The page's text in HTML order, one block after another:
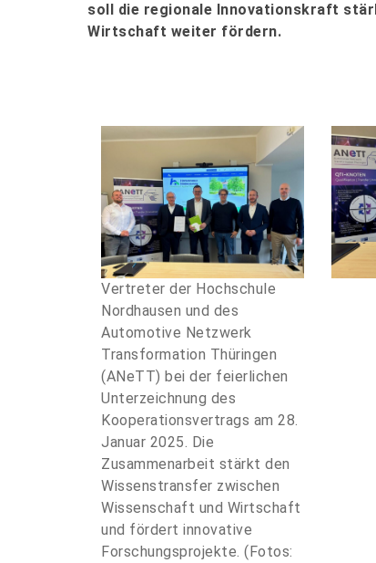
soll die regionale Innovationskraft
Wirtschaft weiter fördern.
Vertreter der Hochschule
Nordhausen und des
Automotive Netzwerk
Transformation Thüringen
(ANeTT) bei der feierlichen
Unterzeichnung des
Kooperationsvertrags am 28.
Januar 2025. Die
Zusammenarbeit stärkt den
Wissenstransfer zwischen
Wissenschaft und Wirtschaft
und fördert innovative
Forschungsprojekte. (Fotos: